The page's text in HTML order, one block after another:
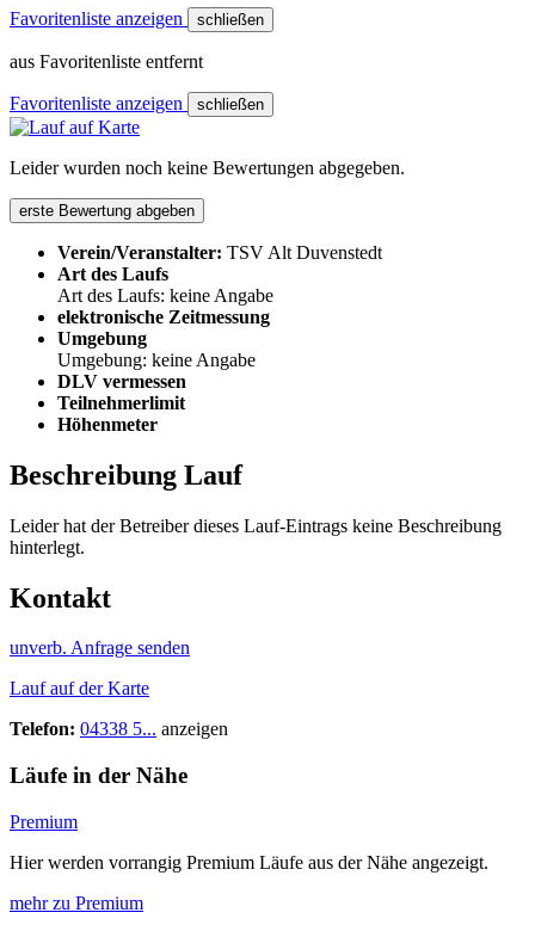
Favoritenliste anzeigen schließen
aus Favoritenliste entfernt
Favoritenliste anzeigen schließen
Leider wurden noch keine Bewertungen abgegeben.
erste Bewertung abgeben
Verein/Veranstalter: TSV Alt Duvenstedt
Art des Laufs
Art des Laufs: keine Angabe
elektronische Zeitmessung
Umgebung
Umgebung: keine Angabe
DLV vermessen
Teilnehmerlimit
Höhenmeter
Beschreibung Lauf
Leider hat der Betreiber dieses Lauf-Eintrags keine Beschreibung
hinterlegt.
Kontakt
unverb. Anfrage senden
Lauf auf der Karte
Telefon: 04338 5... anzeigen
Läufe in der Nähe
Premium
Hier werden vorrangig Premium Läufe aus der Nähe angezeigt.
mehr zu Premium